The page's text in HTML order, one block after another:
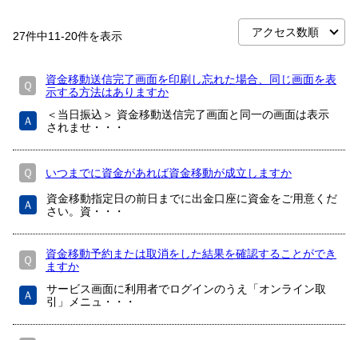
27件中11-20件を表示
Ｑ
資金移動送信完了画面を印刷し忘れた場合、同じ画面を表
示する方法はありますか
Ａ
＜当日振込＞ 資金移動送信完了画面と同一の画面は表示
されませ・・・
Ｑ いつまでに資金があれば資金移動が成立しますか
Ａ
資金移動指定日の前日までに出金口座に資金をご用意くだ
さい。資・・・
Ｑ
資金移動予約または取消をした結果を確認することができ
ますか
Ａ
サービス画面に利用者でログインのうえ「オンライン取
引」メニュ・・・